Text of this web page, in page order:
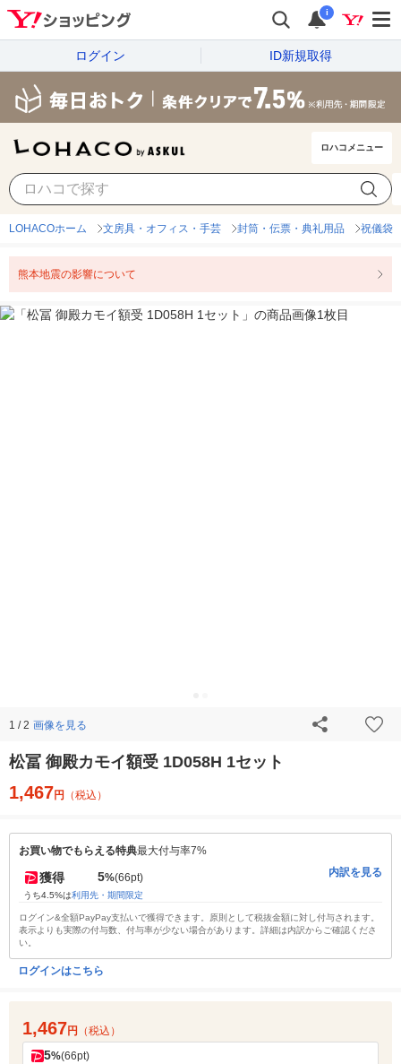
i
ログイン ID新規取得
ロハコメニュー
LOHACOホーム 文房具・オフィス・手芸 封筒・伝票・典礼用品 祝儀袋
熊本地震の影響について
1 / 2 画像を見る
松冨 御殿カモイ額受 1D058H 1セット
1,467円 （税込）
お買い物でもらえる特典最大付与率7%
獲得 5%(66pt)
うち4.5%は利用先・期間限定
内訳を見る
ログイン&全額PayPay支払いで獲得できます。原則として税抜金額に対し付与されます。
表示よりも実際の付与数、付与率が少ない場合があります。詳細は内訳からご確認くださ
い。
ログインはこちら
1,467円 （税込）
5%(66pt)